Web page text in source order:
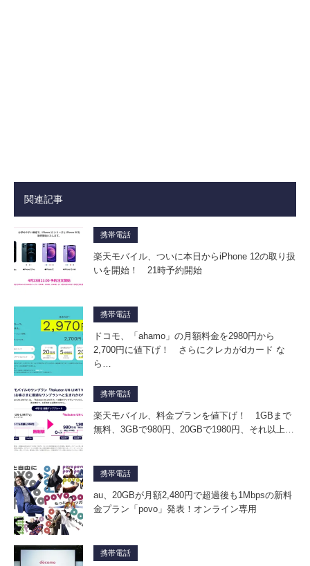
関連記事
携帯電話
楽天モバイル、ついに本日からiPhone 12の取り扱
いを開始！ 21時予約開始
携帯電話
ドコモ、「ahamo」の月額料金を2980円から
2,700円に値下げ！ さらにクレカがdカード な
ら…
携帯電話
楽天モバイル、料金プランを値下げ！ 1GBまで
無料、3GBで980円、20GBで1980円、それ以上…
携帯電話
au、20GBが月額2,480円で超過後も1Mbpsの新料
金プラン「povo」発表！オンライン専用
携帯電話